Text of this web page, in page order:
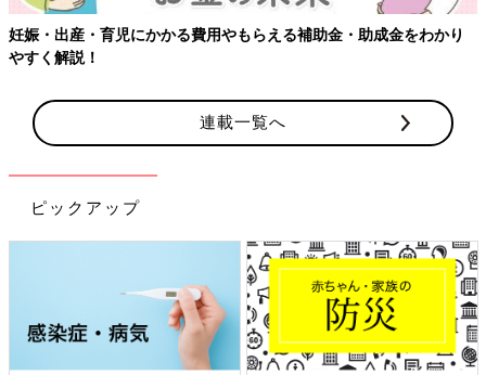
妊娠・出産・育児にかかる費用やもらえる補助金・助成金をわかり
やすく解説！
連載一覧へ
ピックアップ